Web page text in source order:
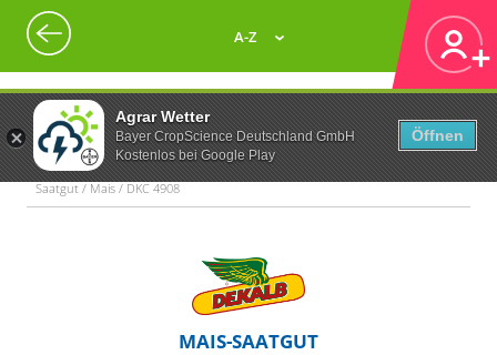
Agrar Wetter
Bayer CropScience Deutschland GmbH
Kostenlos bei Google Play
Öffnen
A-Z
Saatgut / Mais / DKC 4908
MAIS-SAATGUT